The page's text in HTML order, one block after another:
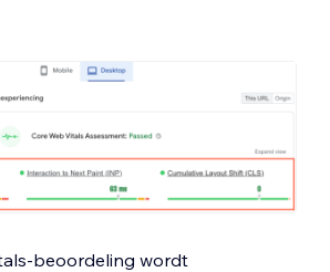
beoordeling wordt